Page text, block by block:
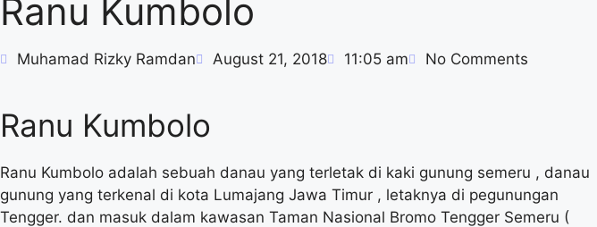
Ranu Kumbolo
Muhamad Rizky Ramdan August 21, 2018 11:05 am No Comments
Ranu Kumbolo
Ranu Kumbolo adalah sebuah danau yang terletak di kaki gunung semeru , danau
gunung yang terkenal di kota Lumajang Jawa Timur , letaknya di pegunungan
Tengger. dan masuk dalam kawasan Taman Nasional Bromo Tengger Semeru (